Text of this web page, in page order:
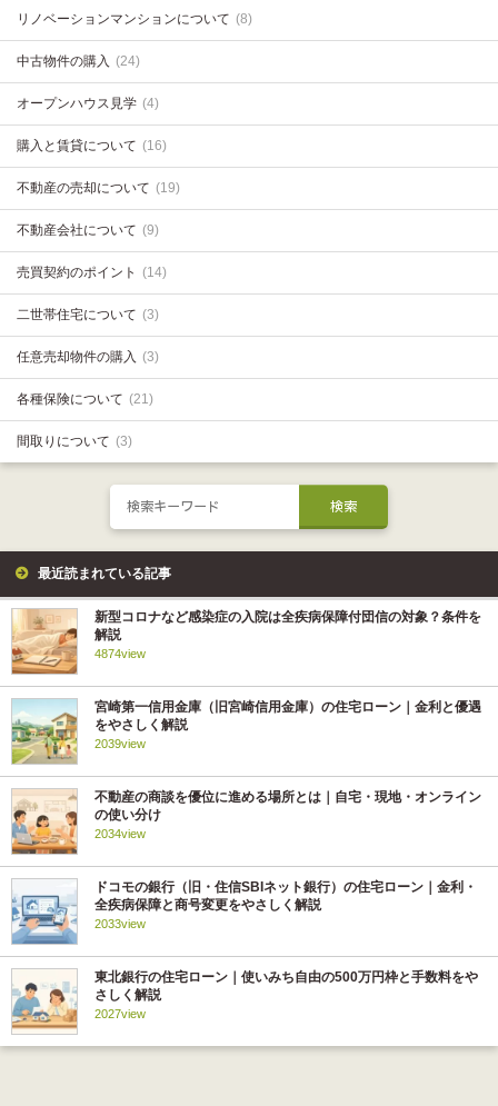
リノベーションマンションについて (8)
中古物件の購入 (24)
オープンハウス見学 (4)
購入と賃貸について (16)
不動産の売却について (19)
不動産会社について (9)
売買契約のポイント (14)
二世帯住宅について (3)
任意売却物件の購入 (3)
各種保険について (21)
間取りについて (3)
最近読まれている記事
新型コロナなど感染症の入院は全疾病保障付団信の対象？条件を
解説
4874view
宮崎第一信用金庫（旧宮崎信用金庫）の住宅ローン｜金利と優遇
をやさしく解説
2039view
不動産の商談を優位に進める場所とは｜自宅・現地・オンライン
の使い分け
2034view
ドコモの銀行（旧・住信SBIネット銀行）の住宅ローン｜金利・
全疾病保障と商号変更をやさしく解説
2033view
東北銀行の住宅ローン｜使いみち自由の500万円枠と手数料をや
さしく解説
2027view